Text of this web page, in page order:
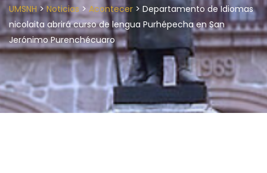
UMSNH> Noticias > Acontecer > Departamento de Idiomas
nicolaita abrirá curso de lengua Purhépecha en San
Jerónimo Purenchécuaro